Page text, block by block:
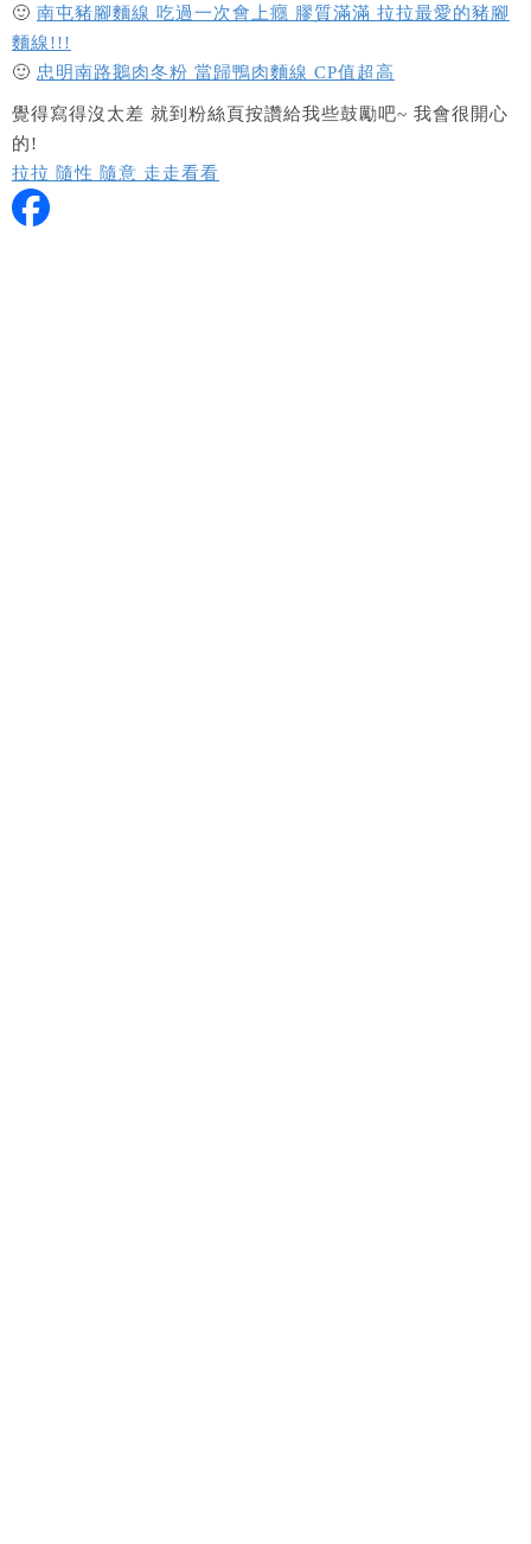
🙂 南屯豬腳麵線 吃過一次會上癮 膠質滿滿 拉拉最愛的豬腳
麵線!!!
🙂 忠明南路鵝肉冬粉 當歸鴨肉麵線 CP值超高
覺得寫得沒太差 就到粉絲頁按讚給我些鼓勵吧~ 我會很開心
的!
拉拉 隨性 隨意 走走看看